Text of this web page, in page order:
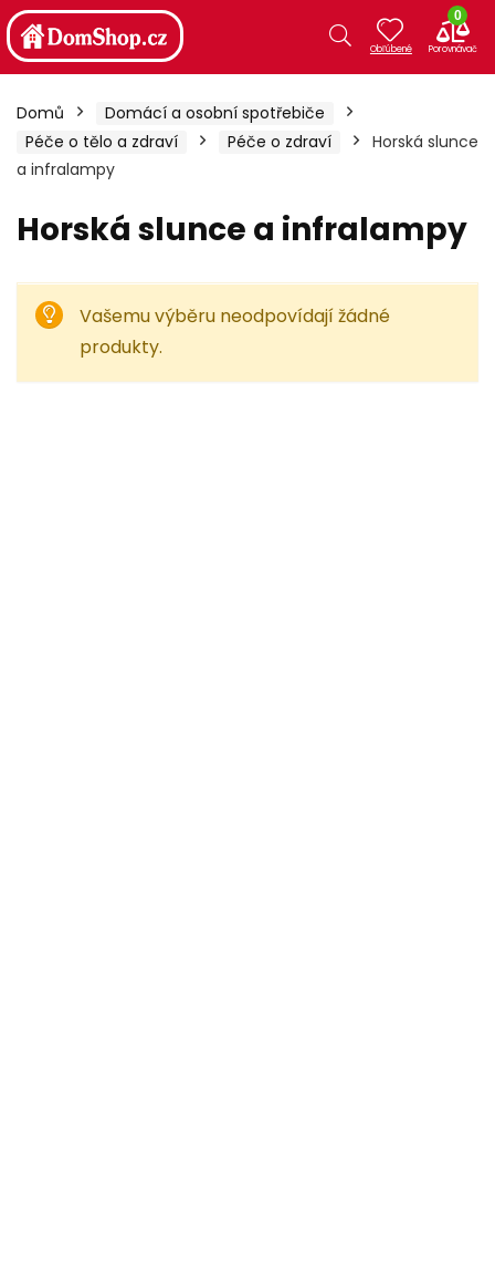
0
Domů
Domácí a osobní spotřebiče
Péče o tělo a zdraví
Péče o zdraví
Horská slunce
a infralampy
Horská slunce a infralampy
Vašemu výběru neodpovídají žádné
produkty.